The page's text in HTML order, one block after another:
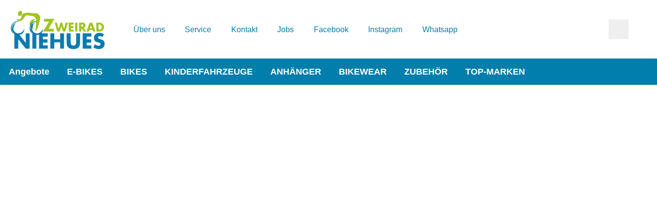
Über uns Service Kontakt Jobs Facebook Instagram Whatsapp
Angebote E-BIKES BIKES KINDERFAHRZEUGE ANHÄNGER BIKEWEAR ZUBEHÖR TOP-MARKEN